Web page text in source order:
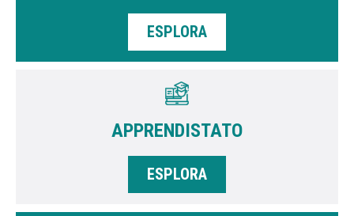
ESPLORA
APPRENDISTATO
ESPLORA